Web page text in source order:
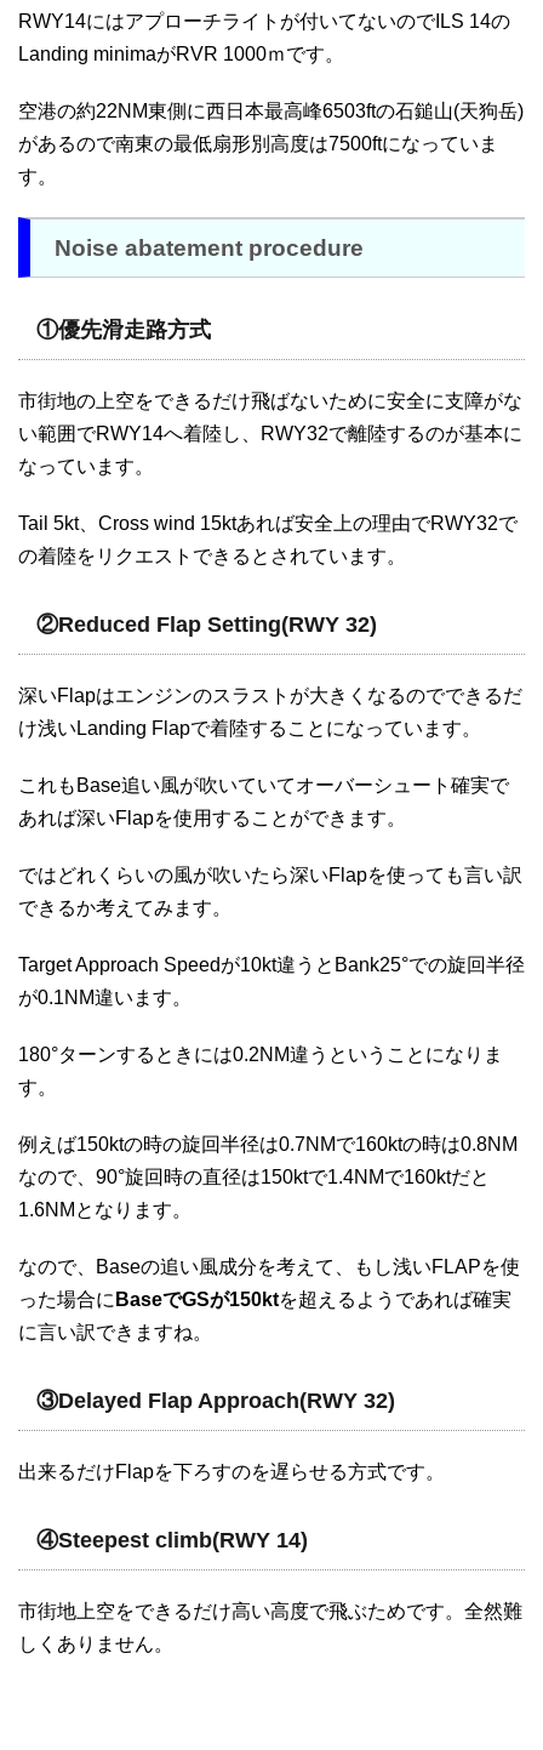
RWY14にはアプローチライトが付いてないのでILS 14の
Landing minimaがRVR 1000ｍです。
空港の約22NM東側に西日本最高峰6503ftの石鎚山(天狗岳)
があるので南東の最低扇形別高度は7500ftになっていま
す。
Noise abatement procedure
①優先滑走路方式
市街地の上空をできるだけ飛ばないために安全に支障がな
い範囲でRWY14へ着陸し、RWY32で離陸するのが基本に
なっています。
Tail 5kt、Cross wind 15ktあれば安全上の理由でRWY32で
の着陸をリクエストできるとされています。
②Reduced Flap Setting(RWY 32)
深いFlapはエンジンのスラストが大きくなるのでできるだ
け浅いLanding Flapで着陸することになっています。
これもBase追い風が吹いていてオーバーシュート確実で
あれば深いFlapを使用することができます。
ではどれくらいの風が吹いたら深いFlapを使っても言い訳
できるか考えてみます。
Target Approach Speedが10kt違うとBank25°での旋回半径
が0.1NM違います。
180°ターンするときには0.2NM違うということになりま
す。
例えば150ktの時の旋回半径は0.7NMで160ktの時は0.8NM
なので、90°旋回時の直径は150ktで1.4NMで160ktだと
1.6NMとなります。
なので、Baseの追い風成分を考えて、もし浅いFLAPを使
った場合に BaseでGSが150ktを超えるようであれば確実
に言い訳できますね。
③Delayed Flap Approach(RWY 32)
出来るだけFlapを下ろすのを遅らせる方式です。
④Steepest climb(RWY 14)
市街地上空をできるだけ高い高度で飛ぶためです。全然難
しくありません。